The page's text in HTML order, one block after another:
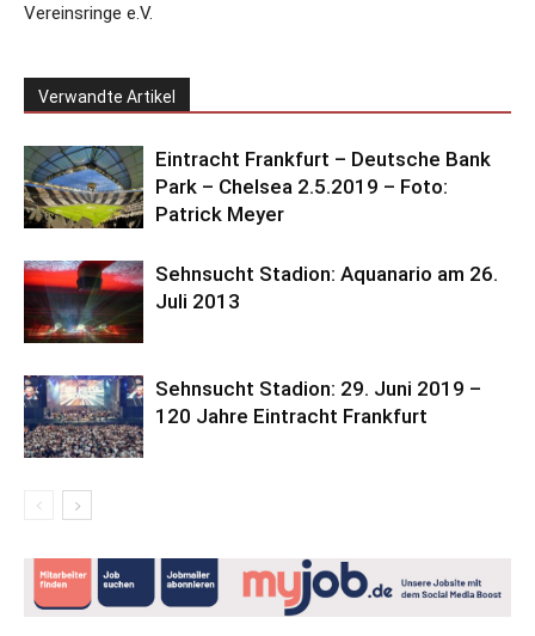
Vereinsringe e.V.
Verwandte Artikel
Eintracht Frankfurt – Deutsche Bank
Park – Chelsea 2.5.2019 – Foto:
Patrick Meyer
Sehnsucht Stadion: Aquanario am 26.
Juli 2013
Sehnsucht Stadion: 29. Juni 2019 –
120 Jahre Eintracht Frankfurt